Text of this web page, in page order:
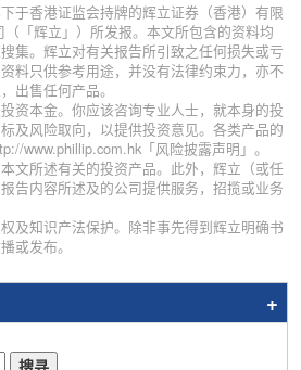
于香港证监会持牌的辉立证券（香港）有限
「辉立」）所发报。本文所包含的资料均
集。辉立对有关报告所引致之任何损失或亏
料只供参考用途，并没有法律约束力，亦不
出售任何产品。
资本金。你应该咨询专业人士，就本身的投
及风险取向，以提供投资意见。各类产品的
www.phillip.com.hk「风险披露声明」。
文所述有关的投资产品。此外，辉立（或任
告内容所述及的公司提供服务，招揽或业务
及知识产法保护。除非事先得到辉立明确书
或发布。